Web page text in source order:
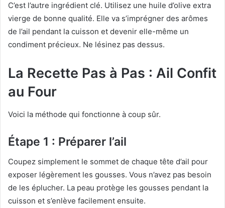
C’est l’autre ingrédient clé. Utilisez une huile d’olive extra
vierge de bonne qualité. Elle va s’imprégner des arômes
de l’ail pendant la cuisson et devenir elle-même un
condiment précieux. Ne lésinez pas dessus.
La Recette Pas à Pas : Ail Confit
au Four
Voici la méthode qui fonctionne à coup sûr.
Étape 1 : Préparer l’ail
Coupez simplement le sommet de chaque tête d’ail pour
exposer légèrement les gousses. Vous n’avez pas besoin
de les éplucher. La peau protège les gousses pendant la
cuisson et s’enlève facilement ensuite.